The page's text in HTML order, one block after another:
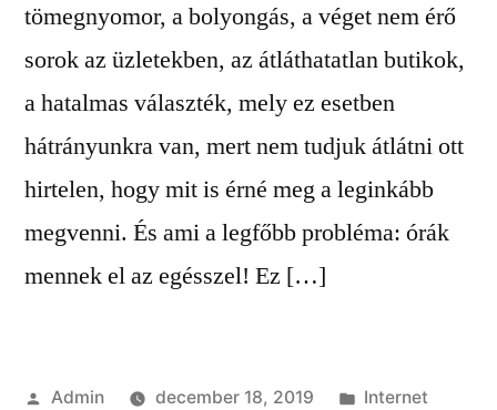
tömegnyomor, a bolyongás, a véget nem érő
sorok az üzletekben, az átláthatatlan butikok,
a hatalmas választék, mely ez esetben
hátrányunkra van, mert nem tudjuk átlátni ott
hirtelen, hogy mit is érné meg a leginkább
megvenni. És ami a legfőbb probléma: órák
mennek el az egésszel! Ez […]
Szerző:
Admin december 18, 2019 Kategória:
Internet